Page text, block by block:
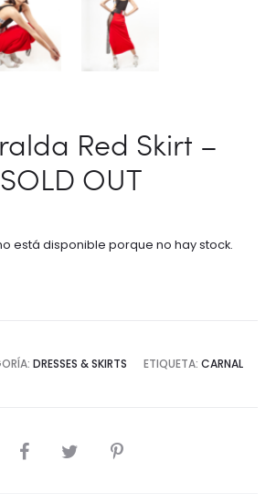
Red Skirt –
SOLD OUT
está disponible porque no hay stock.
DRESSES & SKIRTS ETIQUETA: CARNAL
SHARE